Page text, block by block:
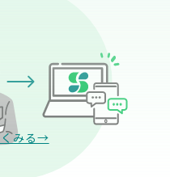
みる→